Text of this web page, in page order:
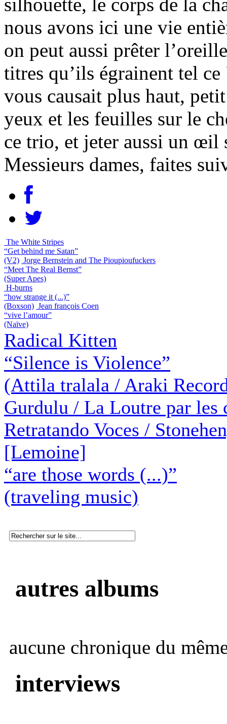
nous avons ici une vie
on peut aussi prêter
titres qu’ils égrainent tel
vous causait plus haut,
yeux et les feuilles sur le
ce trio, et jeter aussi un œil
Messieurs dames, faites
The White Stripes
“Get behind me Satan”
(V2) Jorge Bernstein and The Pioupioufuckers
“Meet The Real Bernst”
(Super Apes)
H-burns
“how strange it (...)”
(Boxson) Jean françois Coen
“vive l’amour”
(Naïve)
Radical Kitten
“Silence is Violence”
(Attila tralala / Araki
Gurdulu / La Loutre par les
Retratando Voces /
[Lemoine]
“are those words (...)”
(traveling music)
autres albums
aucune chronique du
interviews